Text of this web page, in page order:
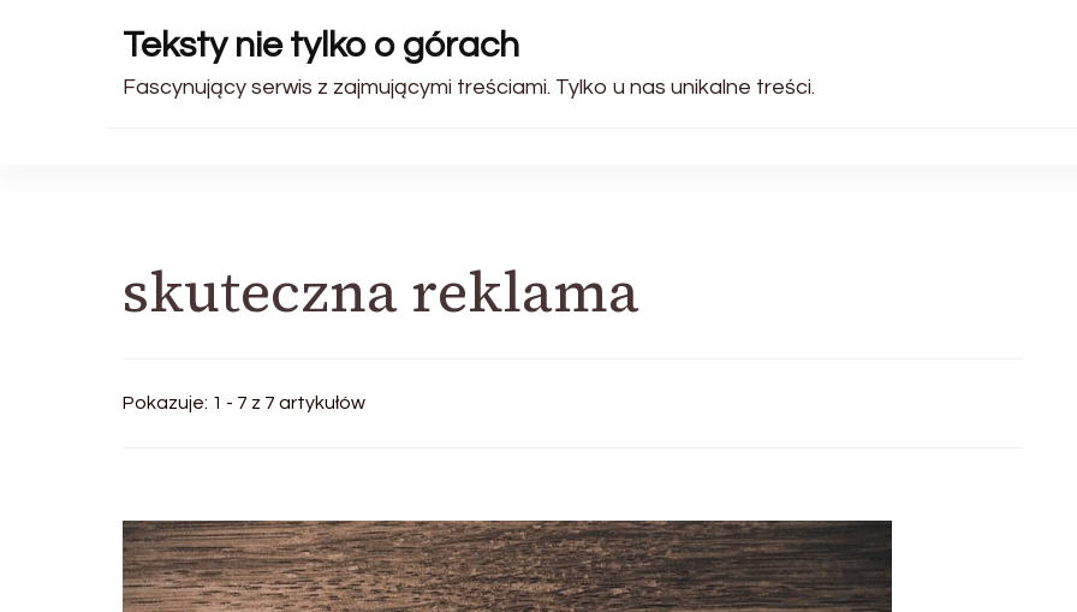
Teksty nie tylko o górach
Fascynujący serwis z zajmującymi treściami. Tylko u nas unikalne treści.
skuteczna reklama
Pokazuje: 1 - 7 z 7 artykułów